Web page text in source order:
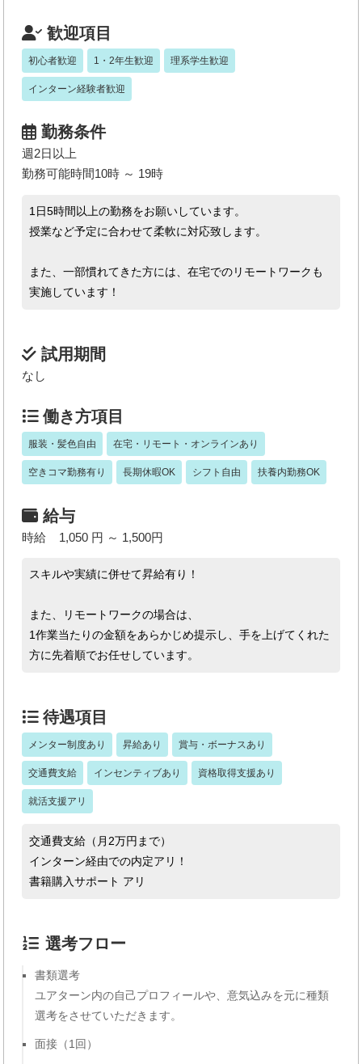
歓迎項目
初心者歓迎 1・2年生歓迎 理系学生歓迎
インターン経験者歓迎
勤務条件
週2日以上
勤務可能時間10時 ～ 19時
1日5時間以上の勤務をお願いしています。
授業など予定に合わせて柔軟に対応致します。
また、一部慣れてきた方には、在宅でのリモートワークも
実施しています！
試用期間
なし
働き方項目
服装・髪色自由 在宅・リモート・オンラインあり
空きコマ勤務有り 長期休暇OK シフト自由 扶養内勤務OK
給与
時給 1,050 円 ～ 1,500円
スキルや実績に併せて昇給有り！
また、リモートワークの場合は、
1作業当たりの金額をあらかじめ提示し、手を上げてくれた
方に先着順でお任せしています。
待遇項目
メンター制度あり 昇給あり 賞与・ボーナスあり
交通費支給 インセンティブあり 資格取得支援あり
就活支援アリ
交通費支給（月2万円まで）
インターン経由での内定アリ！
書籍購入サポート アリ
選考フロー
書類選考
ユアターン内の自己プロフィールや、意気込みを元に種類
選考をさせていただきます。
面接（1回）